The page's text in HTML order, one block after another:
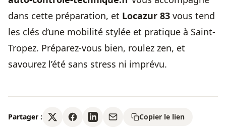
dans cette préparation, et Locazur 83 vous tend
les clés d’une mobilité stylée et pratique à Saint-
Tropez. Préparez-vous bien, roulez zen, et
savourez l’été sans stress ni imprévu.
Partager : Copier le lien